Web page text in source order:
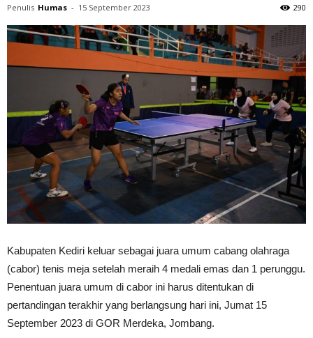
Penulis Humas - 15 September 2023 290
Kabupaten Kediri keluar sebagai juara umum cabang olahraga
(cabor) tenis meja setelah meraih 4 medali emas dan 1 perunggu.
Penentuan juara umum di cabor ini harus ditentukan di
pertandingan terakhir yang berlangsung hari ini, Jumat 15
September 2023 di GOR Merdeka, Jombang.